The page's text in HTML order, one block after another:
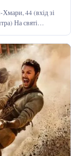
44 (вхід зі
На святі…